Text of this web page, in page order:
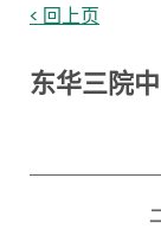
< 回上页
东华三院